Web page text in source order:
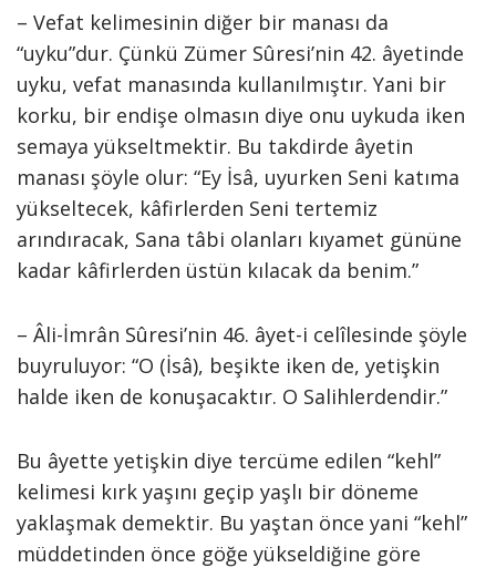
– Vefat kelimesinin diğer bir manası da
“uyku”dur. Çünkü Zümer Sûresi’nin 42. âyetinde
uyku, vefat manasında kullanılmıştır. Yani bir
korku, bir endişe olmasın diye onu uykuda iken
semaya yükseltmektir. Bu takdirde âyetin
manası şöyle olur: “Ey İsâ, uyurken Seni katıma
yükseltecek, kâfirlerden Seni tertemiz
arındıracak, Sana tâbi olanları kıyamet gününe
kadar kâfirlerden üstün kılacak da benim.”
– Âli-İmrân Sûresi’nin 46. âyet-i celîlesinde şöyle
buyruluyor: “O (İsâ), beşikte iken de, yetişkin
halde iken de konuşacaktır. O Salihlerdendir.”
Bu âyette yetişkin diye tercüme edilen “kehl”
kelimesi kırk yaşını geçip yaşlı bir döneme
yaklaşmak demektir. Bu yaştan önce yani “kehl”
müddetinden önce göğe yükseldiğine göre